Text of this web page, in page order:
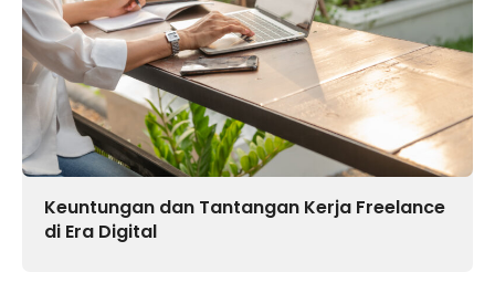
Keuntungan dan Tantangan Kerja Freelance
di Era Digital